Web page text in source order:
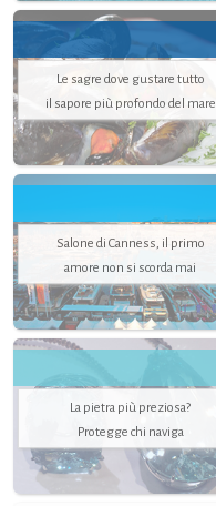
Le sagre dove gustare tutto
il sapore più profondo del mare
Salone di Canness, il primo
amore non si scorda mai
La pietra più preziosa?
Protegge chi naviga